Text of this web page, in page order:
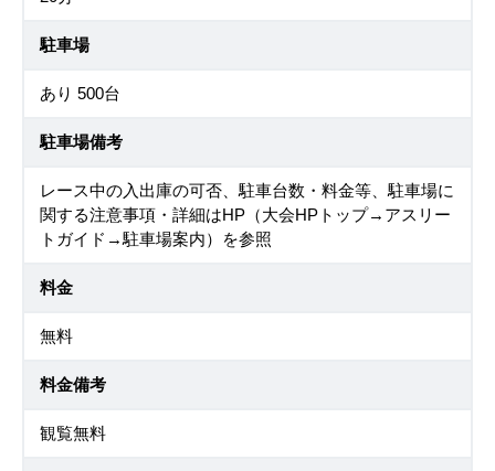
駐車場
あり 500台
駐車場備考
レース中の入出庫の可否、駐車台数・料金等、駐車場に
関する注意事項・詳細はHP（大会HPトップ→アスリー
トガイド→駐車場案内）を参照
料金
無料
料金備考
観覧無料